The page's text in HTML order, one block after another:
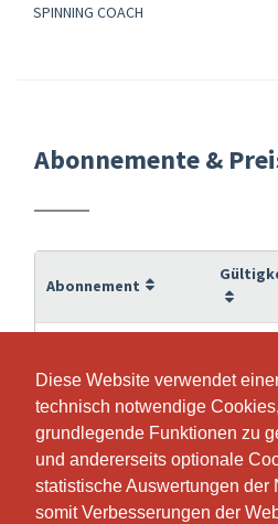
Diese Website verwendet
technisch notwendige
grundlegende Funktionen zu
und andererseits optionale
statistische Auswertungen der
somit Verbesserungen der
Diese Website verwendet
technisch notwendige
grundlegende Funktionen zu
und andererseits optionale
statistische Auswertungen der
somit Verbesserungen der
SPINNING COACH
Abonnemente &
Abonnement
3
30-Class Pass 12
5-Class Pass 6